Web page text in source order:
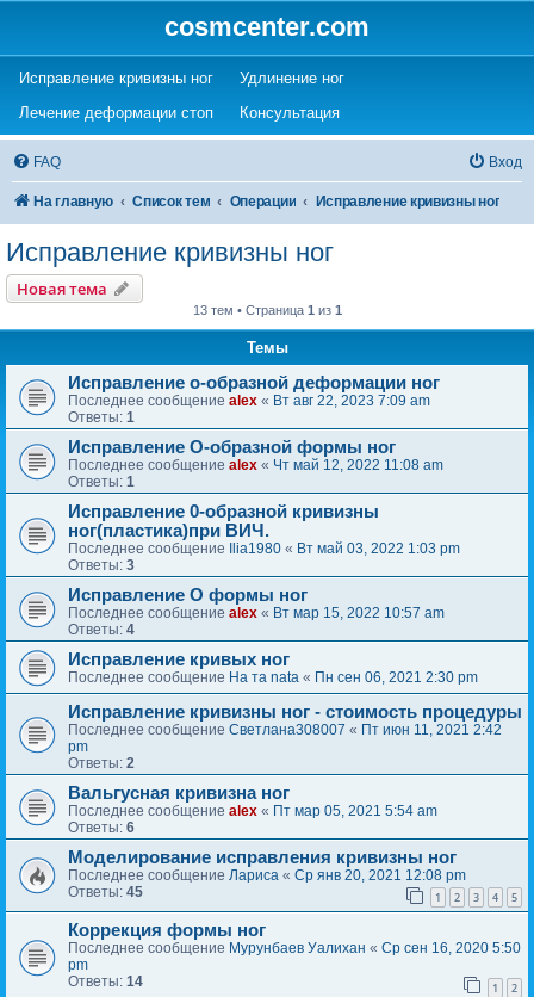
cosmcenter.com
Исправление кривизны ног(Opens a new tab)
Удлинение ног(Opens a new tab)
Лечение деформации стоп(Opens a new tab)
Консультация(Opens a new tab)
FAQ Вход
На главную Список тем Операции Исправление кривизны ног
Исправление кривизны ног
Новая тема
13 тем • Страница 1 из 1
Темы
Исправление о-образной деформации ног
Последнее сообщение alex « Вт авг 22, 2023 7:09 am
Ответы: 1
Исправление О-образной формы ног
Последнее сообщение alex « Чт май 12, 2022 11:08 am
Ответы: 1
Исправление 0-образной кривизны
ног(пластика)при ВИЧ.
Последнее сообщение Ilia1980 « Вт май 03, 2022 1:03 pm
Ответы: 3
Исправление О формы ног
Последнее сообщение alex « Вт мар 15, 2022 10:57 am
Ответы: 4
Исправление кривых ног
Последнее сообщение На та nata « Пн сен 06, 2021 2:30 pm
Исправление кривизны ног - стоимость процедуры
Последнее сообщение Светлана308007 « Пт июн 11, 2021 2:42
pm
Ответы: 2
Вальгусная кривизна ног
Последнее сообщение alex « Пт мар 05, 2021 5:54 am
Ответы: 6
Моделирование исправления кривизны ног
Последнее сообщение Лариса « Ср янв 20, 2021 12:08 pm
Ответы: 45 1 2 3 4 5
Коррекция формы ног
Последнее сообщение Мурунбаев Уалихан « Ср сен 16, 2020 5:50
pm
Ответы: 14 1 2